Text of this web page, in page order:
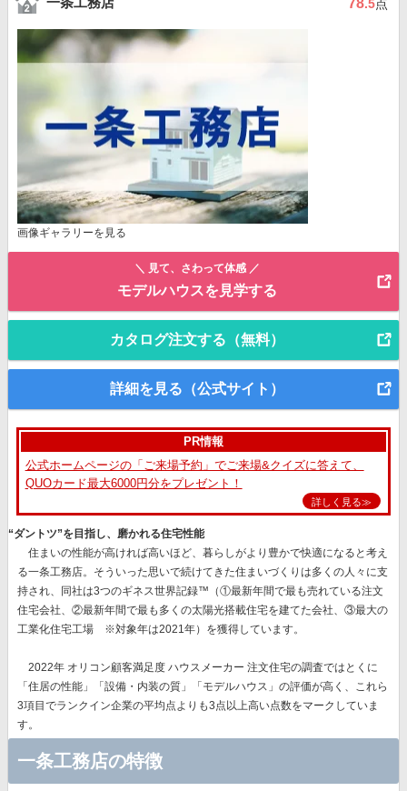
78.5点
画像ギャラリーを見る
＼ 見て、さわって体感 ／
モデルハウスを見学する
カタログ注文する（無料）
詳細を見る（公式サイト）
PR情報
公式ホームページの「ご来場予約」でご来場&クイズに答えて、
QUOカード最大6000円分をプレゼント！
詳しく見る≫
“ダントツ”を目指し、磨かれる住宅性能
住まいの性能が高ければ高いほど、暮らしがより豊かで快適になると考え
る一条工務店。そういった思いで続けてきた住まいづくりは多くの人々に支
持され、同社は3つのギネス世界記録™（①最新年間で最も売れている注文
住宅会社、②最新年間で最も多くの太陽光搭載住宅を建てた会社、③最大の
工業化住宅工場 ※対象年は2021年）を獲得しています。
2022年 オリコン顧客満足度 ハウスメーカー 注文住宅の調査ではとくに
「住居の性能」「設備・内装の質」「モデルハウス」 の評価が高く、これら
3項目でランクイン企業の平均点よりも3点以上高い点数をマークしていま
す。
一条工務店の特徴